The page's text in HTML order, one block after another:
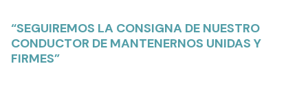
“SEGUIREMOS LA CONSIGNA DE NUESTRO
CONDUCTOR DE MANTENERNOS UNIDAS Y
FIRMES”